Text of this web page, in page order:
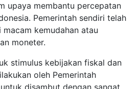
upaya membantu percepatan
Pemerintah sendiri telah
kemudahan atau
moneter.
stimulus kebijakan fiskal dan
oleh Pemerintah
untuk disambut dengan sangat